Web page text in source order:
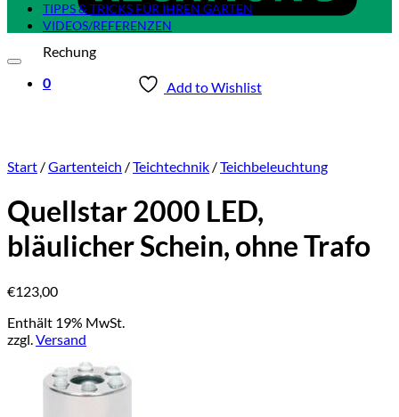
Rechung
0
TIPPS & TRICKS FÜR IHREN GARTEN
VIDEOS/REFERENZEN
Add to Wishlist
Start /Gartenteich /Teichtechnik /Teichbeleuchtung
Quellstar 2000 LED,
bläulicher Schein, ohne Trafo
€123,00
Enthält 19% MwSt.
zzgl.Versand